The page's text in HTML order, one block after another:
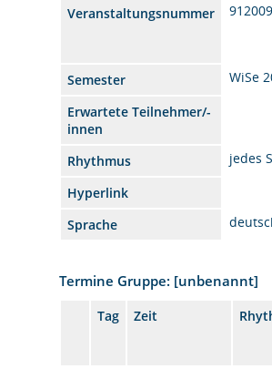
Veranstaltungsnummer
Semester
WiSe
Erwartete Teilnehmer/-
innen
Rhythmus
jedes
Hyperlink
Sprache
Termine Gruppe: [unbenannt]
Tag Zeit